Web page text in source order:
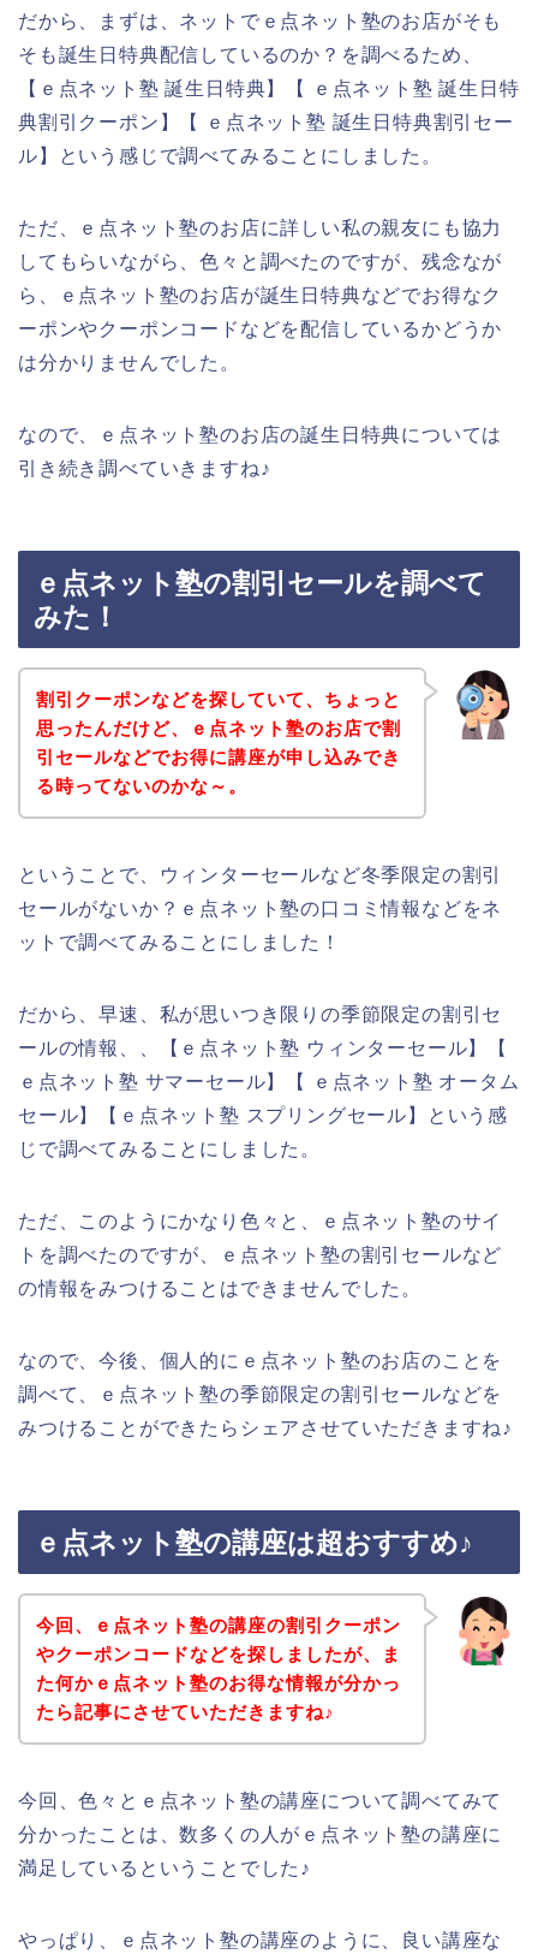
だから、まずは、ネットでｅ点ネット塾のお店がそも
そも誕生日特典配信しているのか？を調べるため、
【ｅ点ネット塾 誕生日特典】【 ｅ点ネット塾 誕生日特
典割引クーポン】【 ｅ点ネット塾 誕生日特典割引セー
ル】という感じで調べてみることにしました。
ただ、ｅ点ネット塾のお店に詳しい私の親友にも協力
してもらいながら、色々と調べたのですが、残念なが
ら、ｅ点ネット塾のお店が誕生日特典などでお得なク
ーポンやクーポンコードなどを配信しているかどうか
は分かりませんでした。
なので、ｅ点ネット塾のお店の誕生日特典については
引き続き調べていきますね♪
ｅ点ネット塾の割引セールを調べて
みた！
割引クーポンなどを探していて、ちょっと
思ったんだけど、ｅ点ネット塾のお店で割
引セールなどでお得に講座が申し込みでき
る時ってないのかな～。
ということで、ウィンターセールなど冬季限定の割引
セールがないか？ｅ点ネット塾の口コミ情報などをネ
ットで調べてみることにしました！
だから、早速、私が思いつき限りの季節限定の割引セ
ールの情報、、【ｅ点ネット塾 ウィンターセール】【
ｅ点ネット塾 サマーセール】【 ｅ点ネット塾 オータム
セール】【ｅ点ネット塾 スプリングセール】という感
じで調べてみることにしました。
ただ、このようにかなり色々と、ｅ点ネット塾のサイ
トを調べたのですが、ｅ点ネット塾の割引セールなど
の情報をみつけることはできませんでした。
なので、今後、個人的にｅ点ネット塾のお店のことを
調べて、ｅ点ネット塾の季節限定の割引セールなどを
みつけることができたらシェアさせていただきますね♪
ｅ点ネット塾の講座は超おすすめ♪
今回、ｅ点ネット塾の講座の割引クーポン
やクーポンコードなどを探しましたが、ま
た何かｅ点ネット塾のお得な情報が分かっ
たら記事にさせていただきますね♪
今回、色々とｅ点ネット塾の講座について調べてみて
分かったことは、数多くの人がｅ点ネット塾の講座に
満足しているということでした♪
やっぱり、ｅ点ネット塾の講座のように、良い講座な